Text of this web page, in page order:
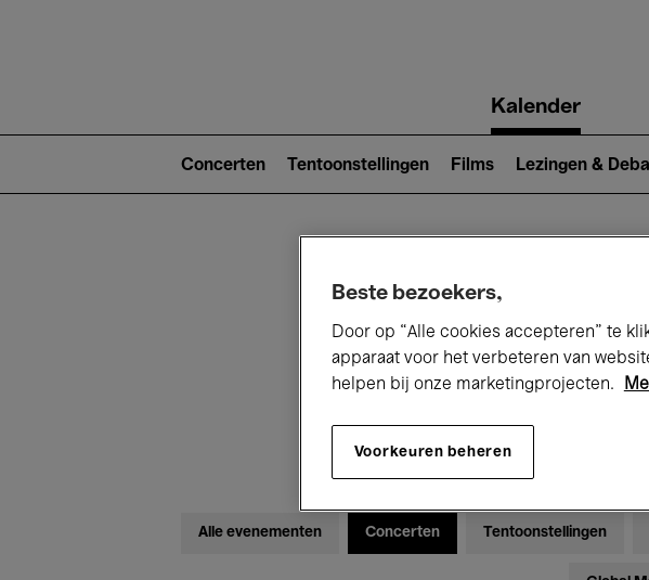
navigationKalender
2)
Concerten Tentoonstellingen Films Lezingen &
Alle evenementen Concerten Tentoonstellingen
Beste bezoekers,
Door op “Alle cookies accepteren” te
apparaat voor het verbeteren van
helpen bij onze marketingprojecten.
Voorkeuren beheren